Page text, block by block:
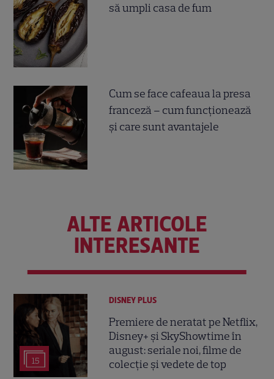
să umpli casa de fum
Cum se face cafeaua la presa
franceză – cum funcționează
și care sunt avantajele
ALTE ARTICOLE
INTERESANTE
15
DISNEY PLUS
Premiere de neratat pe Netflix,
Disney+ și SkyShowtime în
august: seriale noi, filme de
colecție și vedete de top